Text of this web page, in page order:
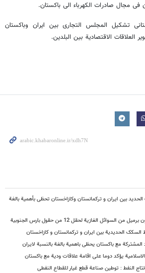
فی مجال صادرات الکهرباء الی باکستان.
تشکیل المجلس التجاری بین ایران وباکستان
العلاقات الاقتصادیة بین البلدین.
بین ایران و ترکمانستان وکازاخستان تحظی بأهمیة بالغة
الحدیدیة بین ایران و ترکمانستان و کازاخستان
المشترکة مع باکستان یحظی باهمیة بالغة بالنسبة لایران
الاسلامیة یؤکد دوما علی اقامة علاقات ودیة مع باکستان
النفط : توطین صناعة قطع غیار للقطاع النفطی